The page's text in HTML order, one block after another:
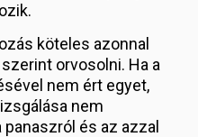
köteles azonnal
orvosolni. Ha a
nem ért egyet,
nem
és az azzal